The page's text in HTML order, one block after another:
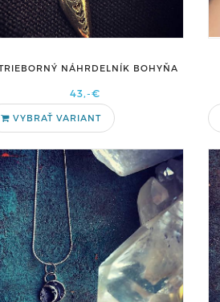
NÁHRDELNÍK BOHYŇA
43,-€
VYBRAŤ VARIANT